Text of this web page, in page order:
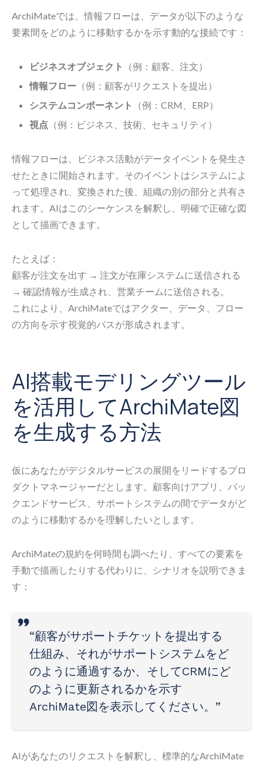
ArchiMateでは、情報フローは、データが以下のような
要素間をどのように移動するかを示す動的な接続です：
ビジネスオブジェクト
（例：顧客、注文）
情報フロー （例：顧客がリクエストを提出）
システムコンポーネント
（例：CRM、ERP）
視点 （例：ビジネス、技術、セキュリティ）
情報フローは、ビジネス活動がデータイベントを発生さ
せたときに開始されます。そのイベントはシステムによ
って処理され、変換された後、組織の別の部分と共有さ
れます。AIはこのシーケンスを解釈し、明確で正確な図
として描画できます。
たとえば：
顧客が注文を出す → 注文が在庫システムに送信される
→ 確認情報が生成され、営業チームに送信される。
これにより、ArchiMateではアクター、データ、フロー
の方向を示す視覚的パスが形成されます。
AI搭載モデリングツール
を活用してArchiMate図
を生成する方法
仮にあなたがデジタルサービスの展開をリードするプロ
ダクトマネージャーだとします。顧客向けアプリ、バッ
クエンドサービス、サポートシステムの間でデータがど
のように移動するかを理解したいとします。
ArchiMateの規約を何時間も調べたり、すべての要素を
手動で描画したりする代わりに、シナリオを説明できま
す：
“顧客がサポートチケットを提出する
仕組み、それがサポートシステムをど
のように通過するか、そしてCRMにど
のように更新されるかを示す
ArchiMate図を表示してください。”
AIがあなたのリクエストを解釈し、標準的なArchiMate